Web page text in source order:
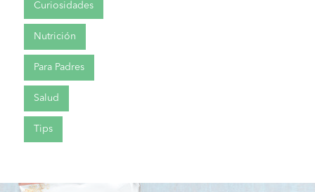
Curiosidades
Nutrición
Para Padres
Salud
Tips